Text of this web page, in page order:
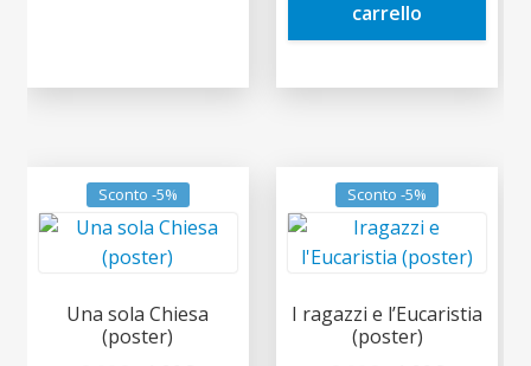
carrello
Sconto -5%
Una sola Chiesa
(poster)
Sconto -5%
I ragazzi e l’Eucaristia
(poster)